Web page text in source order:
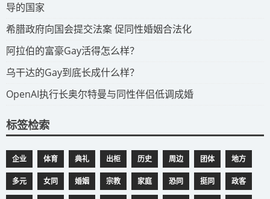
导的国家
​希腊政府向国会提交法案 促同性婚姻合法化
​阿拉伯的富豪Gay活得怎么样？
​乌干达的Gay到底长成什么样？
​OpenAI执行长奥尔特曼与同性伴侣低调成婚
标签检索
企业 体育 典礼 出柜 历史 周边 团体 地方
多元 女同 婚姻 宗教 家庭 恐同 挺同 政客